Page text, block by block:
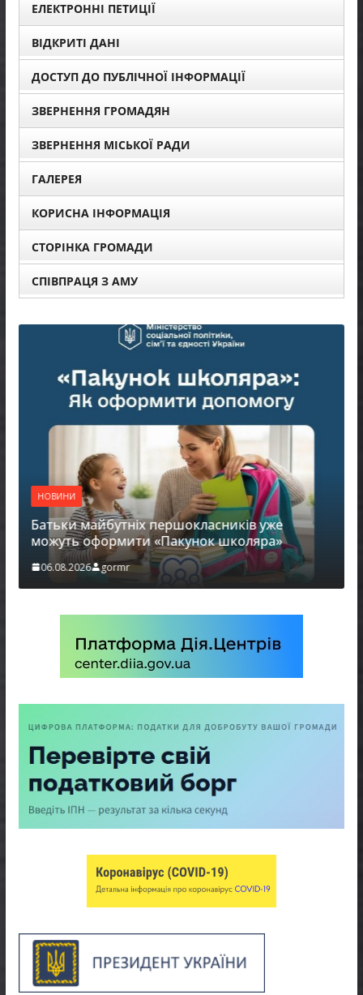
ЕЛЕКТРОННІ ПЕТИЦІЇ
ВІДКРИТІ ДАНІ
ДОСТУП ДО ПУБЛІЧНОЇ ІНФОРМАЦІЇ
ЗВЕРНЕННЯ ГРОМАДЯН
ЗВЕРНЕННЯ МІСЬКОЇ РАДИ
ГАЛЕРЕЯ
КОРИСНА ІНФОРМАЦІЯ
СТОРІНКА ГРОМАДИ
СПІВПРАЦЯ З АМУ
НОВИНИ
Батьки майбутніх першокласників уже
можуть оформити «Пакунок школяра»
06.08.2026 gormr